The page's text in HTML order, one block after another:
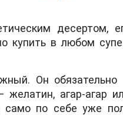
десертом,
купить в любом
Он обязательно
агар-агар
по себе уже